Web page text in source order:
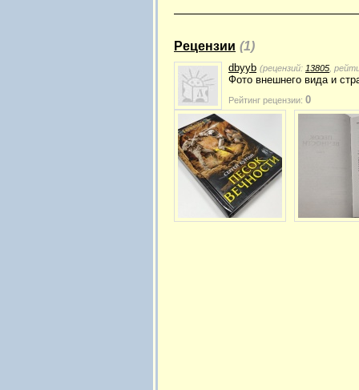
Рецензии (1)
dbyyb (рецензий: 13805 ,
Фото внешнего вида и
Рейтинг рецензии: 0